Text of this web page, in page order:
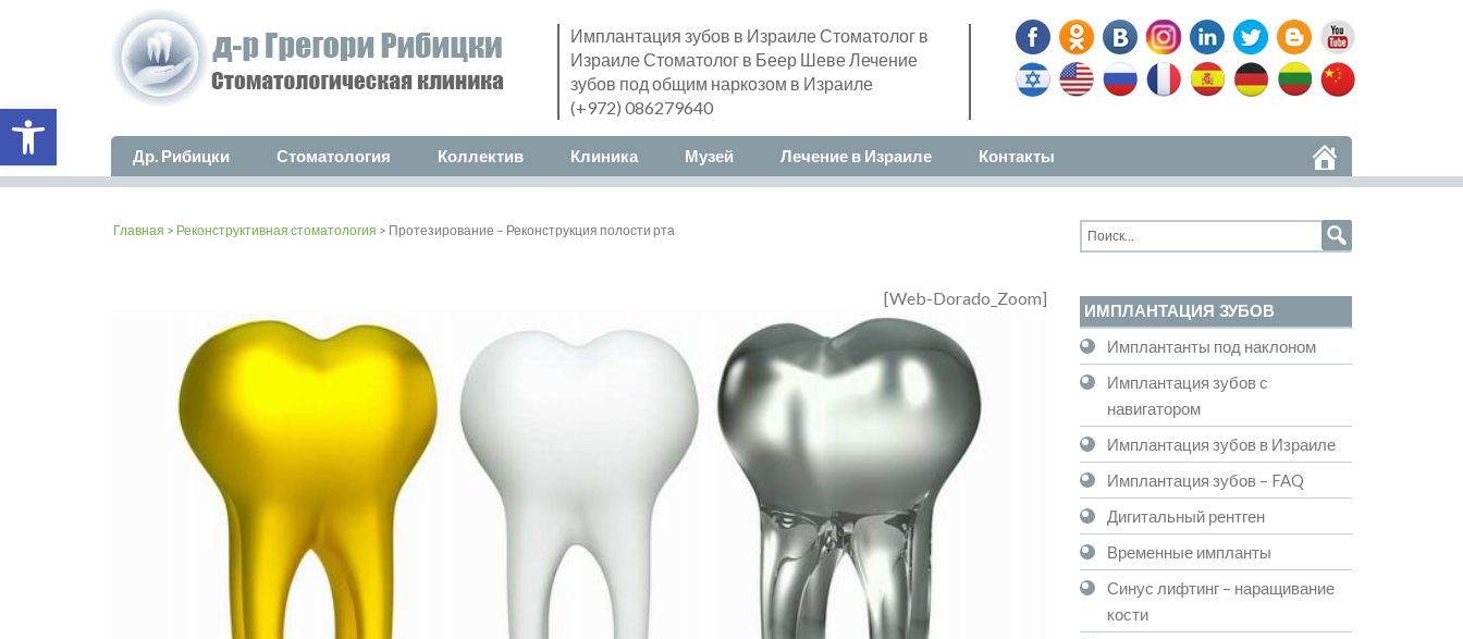
Open toolbar
Имплантация зубов в Израиле Стоматолог в
Израиле Стоматолог в Беер Шеве Лечение
зубов под общим наркозом в Израиле
(+972) 086279640
Др. Рибицки Стоматология Коллектив Клиника Музей Лечение в Израиле Контакты
Главная > Реконструктивная стоматология > Протезирование – Реконструкция полости рта
[Web-Dorado_Zoom]
ИМПЛАНТАЦИЯ ЗУБОВ
Имплантанты под наклоном
Имплантация зубов с
навигатором
Имплантация зубов в Израиле
Имплантация зубов – FAQ
Дигитальный рентген
Временные импланты
Синус лифтинг – наращивание
кости